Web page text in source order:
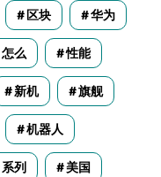
区块 华为
怎么 性能
新机 旗舰
机器人
系列 美国